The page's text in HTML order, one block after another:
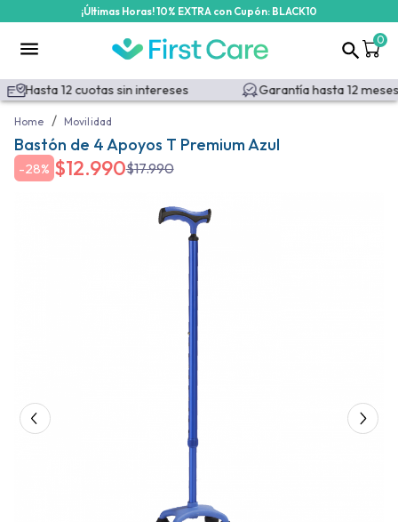
¡Últimas Horas! 10% EXTRA con Cupón: BLACK10
0
Hasta 12 cuotas sin intereses Garantía hasta 12 meses
Home / Movilidad
Bastón de 4 Apoyos T Premium Azul
-28% $12.990$17.990